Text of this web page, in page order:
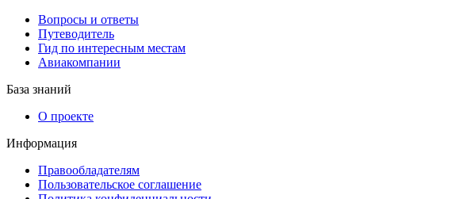
Вопросы и ответы
Путеводитель
Гид по интересным местам
Авиакомпании
База знаний
О проекте
Информация
Правообладателям
Пользовательское соглашение